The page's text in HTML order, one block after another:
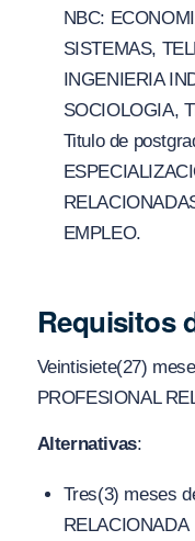
NBC:
SISTEMAS,
INGENIERIA
SOCIOLOGIA,
Titulo de
EMPLEO.
Requisitos
Veintisiete(27)
PROFESIONAL
Alternativas:
Tres(3) meses
RELACIONADA